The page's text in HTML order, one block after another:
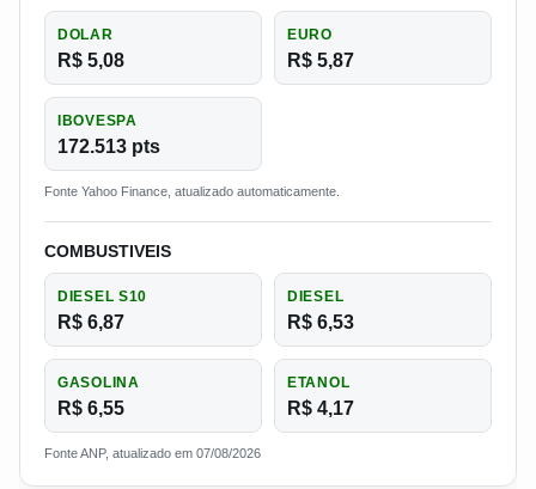
DOLAR
R$ 5,08
EURO
R$ 5,87
IBOVESPA
172.513 pts
Fonte Yahoo Finance, atualizado automaticamente.
COMBUSTIVEIS
DIESEL S10
R$ 6,87
DIESEL
R$ 6,53
GASOLINA
R$ 6,55
ETANOL
R$ 4,17
Fonte ANP, atualizado em 07/08/2026